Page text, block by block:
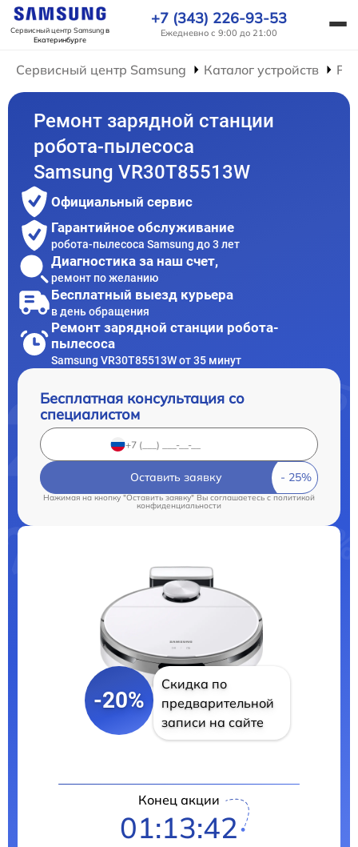
Сервисный центр Samsungв
Екатеринбурге
+7 (343) 226-93-53
Ежедневно с 9:00 до 21:00
Сервисный центр Samsung Каталог устройств
Ремонт зарядной станции
робота-пылесоса
Samsung VR30T85513W
Официальный сервис
Гарантийное обслуживание
робота-пылесоса Samsung до 3 лет
Диагностика за наш счет,
ремонт по желанию
Бесплатный выезд курьера
в день обращения
Ремонт зарядной станции робота-
пылесоса
Samsung VR30T85513W от 35 минут
Бесплатная консультация со
специалистом
Оставить заявку
Нажимая на кнопку "Оставить заявку" Вы соглашаетесь c политикой
конфиденциальности
-20%
Скидка по
предварительной
записи на сайте
Конец акции
01:13:41